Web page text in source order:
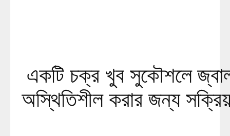
একটি চক্র খুব সুকৌশলে
অস্থিতিশীল করার জন্য